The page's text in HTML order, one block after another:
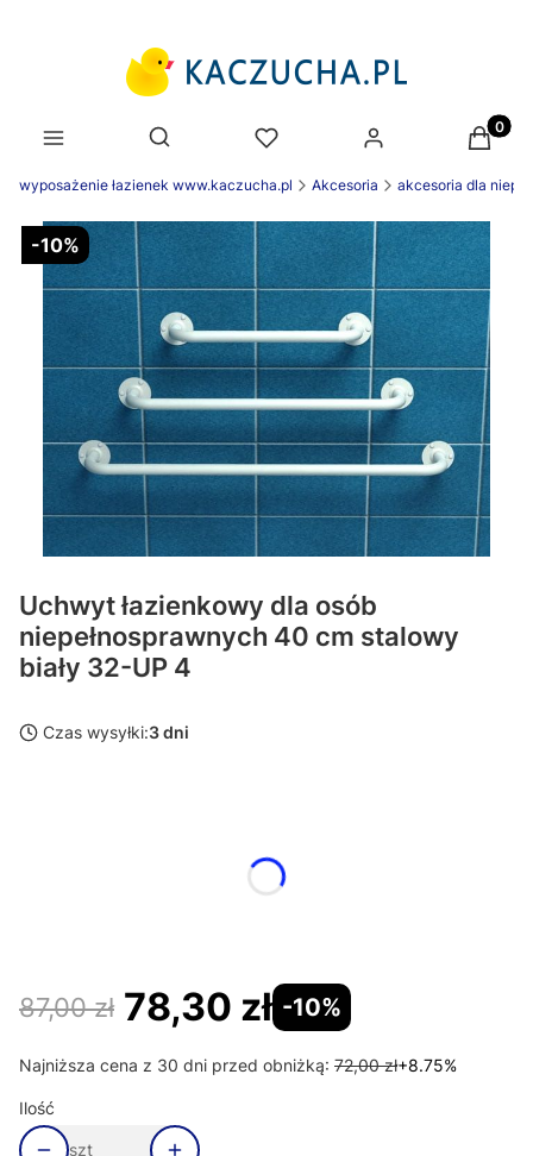
Otwórz wyszukiwarkę
wyposażenie łazienek www.kaczucha.pl Akcesoria akcesoria dla
-10%
Uchwyt łazienkowy dla osób
niepełnosprawnych 40 cm stalowy
biały 32-UP 4
Czas wysyłki:3 dni
87,00 zł 78,30 zł -10%
Najniższa cena z 30 dni przed obniżką: 72,00 zł+8.75%
Ilość
szt